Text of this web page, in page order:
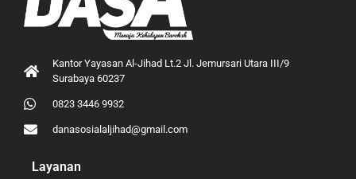
Kantor Yayasan Al-Jihad Lt.2 Jl. Jemursari Utara III/9
Surabaya 60237
0823 3446 9932
danasosialaljihad@gmail.com
Layanan